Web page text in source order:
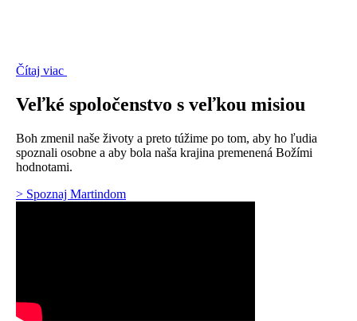
Čítaj viac
Veľké spoločenstvo s veľkou misiou
Boh zmenil naše životy a preto túžime po tom, aby ho ľudia
spoznali osobne a aby bola naša krajina premenená Božími
hodnotami.
> Spoznaj Martindom